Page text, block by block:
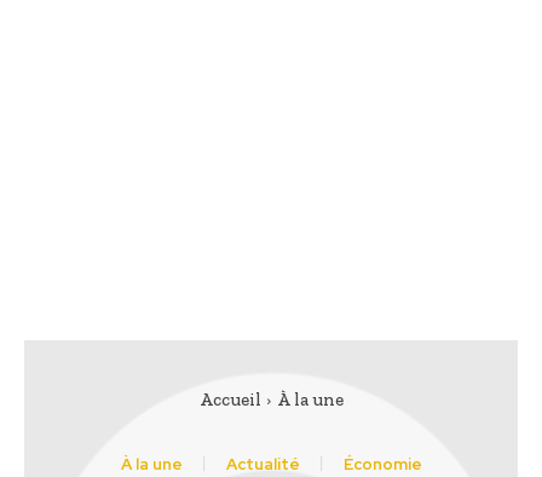
Accueil À la une
À la une Actualité Économie